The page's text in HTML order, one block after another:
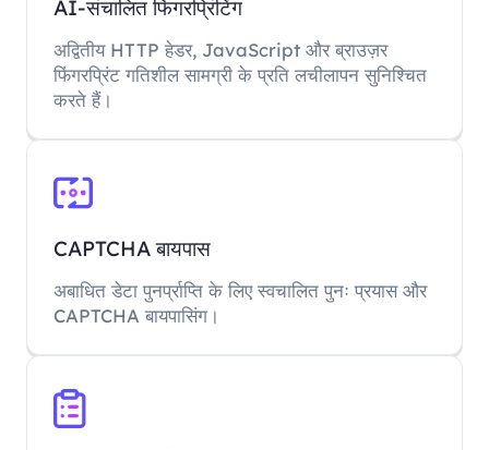
AI-संचालित फिंगरप्रिंटिंग
अद्वितीय HTTP हेडर, JavaScript और ब्राउज़र
फिंगरप्रिंट गतिशील सामग्री के प्रति लचीलापन सुनिश्चित
करते हैं।
CAPTCHA बायपास
अबाधित डेटा पुनर्प्राप्ति के लिए स्वचालित पुनः प्रयास और
CAPTCHA बायपासिंग।